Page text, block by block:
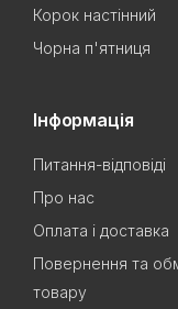
Корок настінний
Чорна п'ятниця
Інформація
Питання-відповіді
Про нас
Оплата і доставка
Повернення та
товару